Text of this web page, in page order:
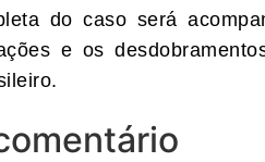
do caso será
e os